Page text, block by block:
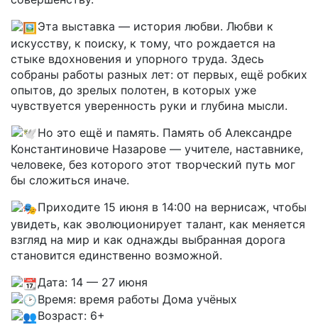
Эта выставка — история любви. Любви к
искусству, к поиску, к тому, что рождается на
стыке вдохновения и упорного труда. Здесь
собраны работы разных лет: от первых, ещё робких
опытов, до зрелых полотен, в которых уже
чувствуется уверенность руки и глубина мысли.
Но это ещё и память. Память об Александре
Константиновиче Назарове — учителе, наставнике,
человеке, без которого этот творческий путь мог
бы сложиться иначе.
Приходите 15 июня в 14:00 на вернисаж, чтобы
увидеть, как эволюционирует талант, как меняется
взгляд на мир и как однажды выбранная дорога
становится единственно возможной.
Дата: 14 — 27 июня
Время: время работы Дома учёных
Возраст: 6+